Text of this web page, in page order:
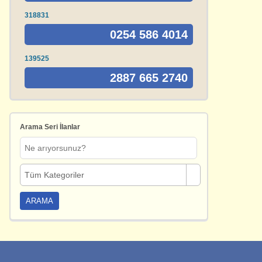
318831
0254 586 4014
139525
2887 665 2740
Arama Seri İlanlar
Tüm Kategoriler